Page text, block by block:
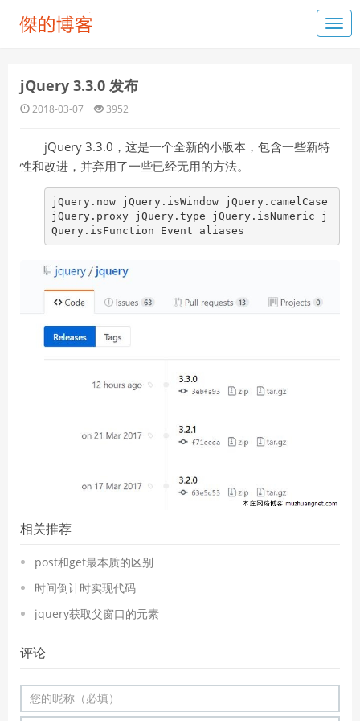
jQuery 3.3.0 发布
2018-03-07 3952
jQuery 3.3.0，这是一个全新的小版本，包含一些新特
性和改进，并弃用了一些已经无用的方法。
jQuery.now jQuery.isWindow jQuery.camelCase
jQuery.proxy jQuery.type jQuery.isNumeric j
Query.isFunction Event aliases
相关推荐
post和get最本质的区别
时间倒计时实现代码
jquery获取父窗口的元素
评论